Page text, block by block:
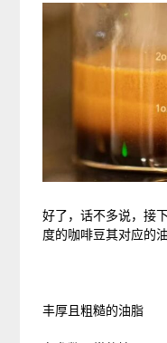
好了，话不多说，接
度的咖啡豆其对应的
丰厚且粗糙的油脂